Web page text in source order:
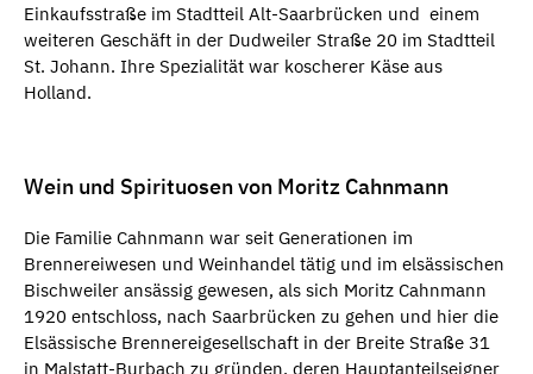
Einkaufsstraße im Stadtteil Alt-Saarbrücken und einem
weiteren Geschäft in der Dudweiler Straße 20 im Stadtteil
St. Johann. Ihre Spezialität war koscherer Käse aus
Holland.
Wein und Spirituosen von Moritz Cahnmann
Die Familie Cahnmann war seit Generationen im
Brennereiwesen und Weinhandel tätig und im elsässischen
Bischweiler ansässig gewesen, als sich Moritz Cahnmann
1920 entschloss, nach Saarbrücken zu gehen und hier die
Elsässische Brennereigesellschaft in der Breite Straße 31
in Malstatt-Burbach zu gründen, deren Hauptanteilseigner